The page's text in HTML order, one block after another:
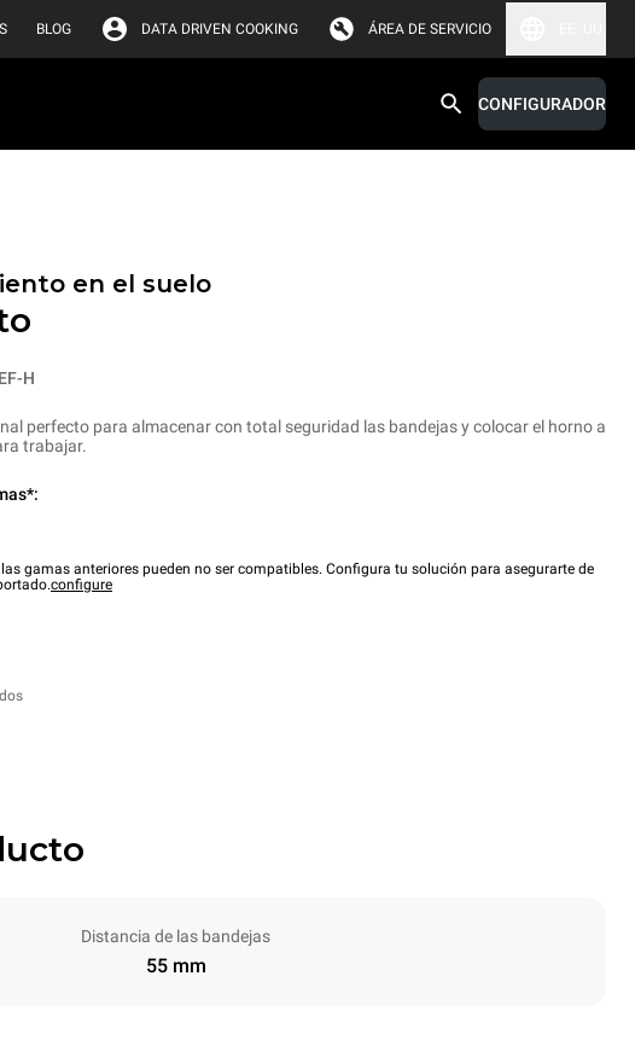
BLOG DATA DRIVEN COOKING ÁREA DE SERVICIO
CONFIGURADOR
en el suelo
H
perfecto para almacenar con total seguridad las bandejas y colocar el horno a
trabajar.
gamas anteriores pueden no ser compatibles. Configura tu solución para asegurarte de
configure
Distancia de las bandejas
55 mm